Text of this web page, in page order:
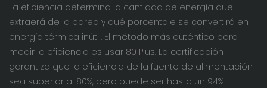
La eficiencia determina la cantidad de energía que
extraerá de la pared y qué porcentaje se convertirá en
energía térmica inútil. El método más auténtico para
medir la eficiencia es usar 80 Plus. La certificación
garantiza que la eficiencia de la fuente de alimentación
sea superior al 80%, pero puede ser hasta un 94%